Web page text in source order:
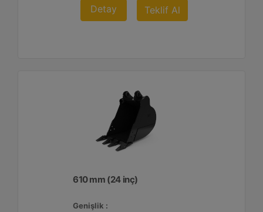
Detay Teklif Al
610 mm (24 inç)
Genişlik :